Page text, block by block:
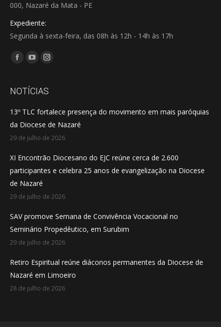
000, Nazaré da Mata - PE
Expediente:
Segunda à sexta-feira, das 08h às 12h - 14h às 17h
Encontre-nos em:
Facebook
opens
new
window
YouTube
opens
new
window
Instagram
opens
new
window
NOTÍCIAS
13º TLC fortalece presença do movimento em mais paróquias
da Diocese de Nazaré
29 de julho de 2026
XI Encontrão Diocesano do EJC reúne cerca de 2.600
participantes e celebra 25 anos de evangelização na Diocese
de Nazaré
29 de julho de 2026
SAV promove Semana de Convivência Vocacional no
Seminário Propedêutico, em Surubim
29 de julho de 2026
Retiro Espiritual reúne diáconos permanentes da Diocese de
Nazaré em Limoeiro
28 de julho de 2026